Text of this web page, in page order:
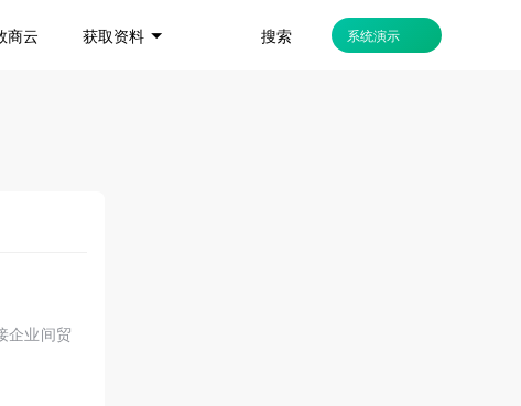
商云 获取资料 搜索 系统演示
企业间贸